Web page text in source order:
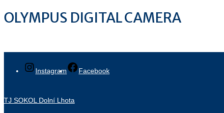
OLYMPUS DIGITAL CAMERA
Instagram Facebook
TJ SOKOL Dolní Lhota